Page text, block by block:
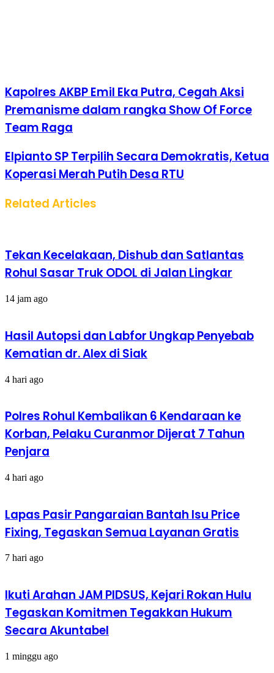
Kapolres AKBP Emil Eka Putra, Cegah Aksi
Premanisme dalam rangka Show Of Force
Team Raga
Elpianto SP Terpilih Secara Demokratis, Ketua
Koperasi Merah Putih Desa RTU
Related Articles
Tekan Kecelakaan, Dishub dan Satlantas
Rohul Sasar Truk ODOL di Jalan Lingkar
14 jam ago
Hasil Autopsi dan Labfor Ungkap Penyebab
Kematian dr. Alex di Siak
4 hari ago
Polres Rohul Kembalikan 6 Kendaraan ke
Korban, Pelaku Curanmor Dijerat 7 Tahun
Penjara
4 hari ago
Lapas Pasir Pangaraian Bantah Isu Price
Fixing, Tegaskan Semua Layanan Gratis
7 hari ago
Ikuti Arahan JAM PIDSUS, Kejari Rokan Hulu
Tegaskan Komitmen Tegakkan Hukum
Secara Akuntabel
1 minggu ago